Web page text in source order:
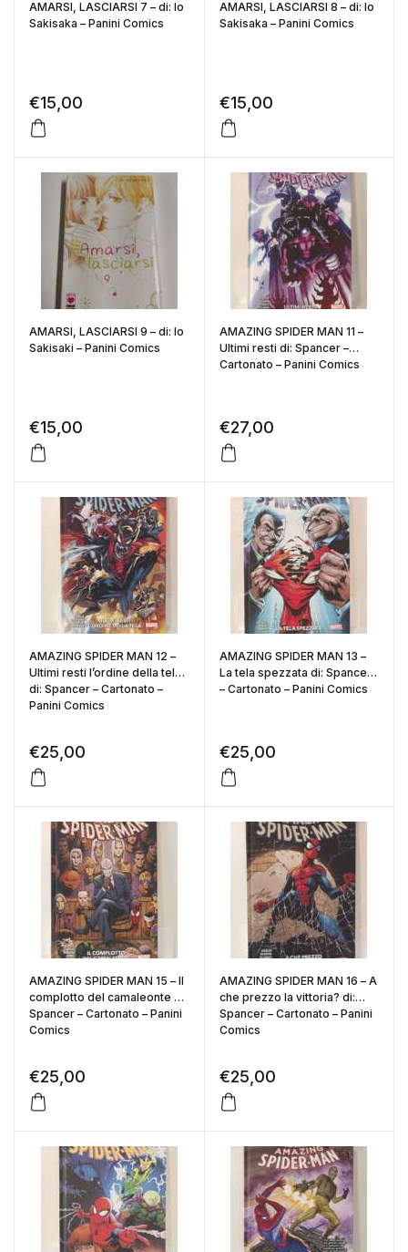
AMARSI, LASCIARSI 7 – di: Io
Sakisaka – Panini Comics
€15,00
AMARSI, LASCIARSI 8 – di: Io
Sakisaka – Panini Comics
€15,00
AMARSI, LASCIARSI 9 – di: Io
Sakisaki – Panini Comics
€15,00
AMAZING SPIDER MAN 11 –
Ultimi resti di: Spancer –
Cartonato – Panini Comics
€27,00
AMAZING SPIDER MAN 12 –
Ultimi resti l’ordine della tela
di: Spancer – Cartonato –
Panini Comics
€25,00
AMAZING SPIDER MAN 13 –
La tela spezzata di: Spancer
– Cartonato – Panini Comics
€25,00
AMAZING SPIDER MAN 15 – Il
complotto del camaleonte di:
Spancer – Cartonato – Panini
Comics
€25,00
AMAZING SPIDER MAN 16 – A
che prezzo la vittoria? di:
Spancer – Cartonato – Panini
Comics
€25,00